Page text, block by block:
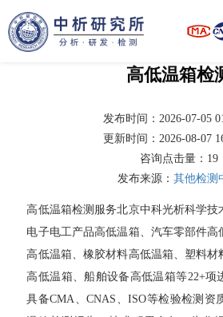
高低温箱检
发布时间：2026-07-05
更新时间：2026-08-07
咨询点击量： 19
发布来源： 其他检测
高低温箱检测服务北京中科光析科学技
电子电工产品高低温箱、汽车零部件
高低温箱、橡胶材料高低温箱、塑料材
高低温箱、船舶设备高低温箱等22+项
具备CMA、CNAS、ISO等检验检测资